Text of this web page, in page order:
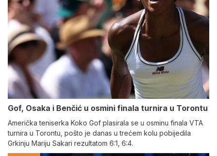
Gof, Osaka i Benčić u osmini finala turnira u Torontu
Američka teniserka Koko Gof plasirala se u osminu finala VTA
turnira u Torontu, pošto je danas u trećem kolu pobijedila
Grkinju Mariju Sakari rezultatom 6:1, 6:4.